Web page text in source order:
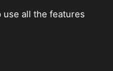
all the features